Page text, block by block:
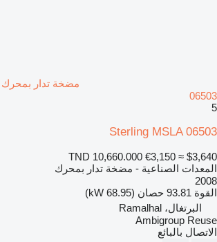
06503
5
Sterling MSLA 06503
TND 10,660.000 €3,150 ≈ $3,640
المعدات الصناعية - مضخة تدار بمحرك
2008
القوة 93.81 حصان (68.95 kW)
البرتغال، Ramalhal
Ambigroup Reuse
الاتصال بالبائع